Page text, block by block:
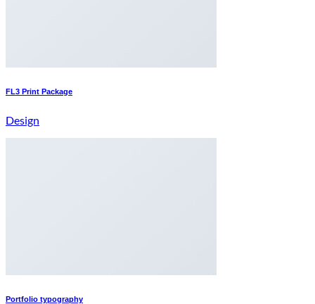
FL3 Print Package
Design
Portfolio typography